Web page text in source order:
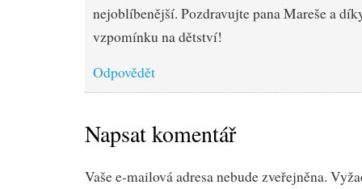
nejoblíbenější. Pozdravujte pana Mareše a
vzpomínku na dětství!
Odpovědět
Napsat komentář
Vaše e-mailová adresa nebude zveřejněna.